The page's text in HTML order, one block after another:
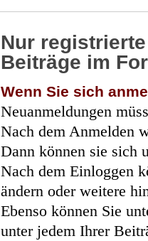
Nur
Beiträge im
Wenn Sie sich
Neuanmeldungen
Nach dem Anmelden
Dann können sie sich
Nach dem Einloggen
ändern oder weitere
Ebenso können Sie
unter jedem Ihrer